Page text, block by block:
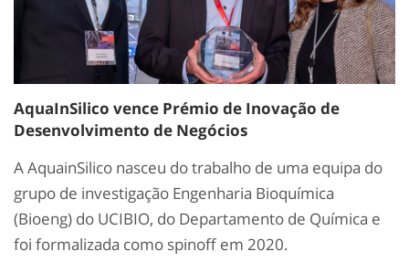
AquaInSilico vence Prémio de Inovação de
Desenvolvimento de Negócios
A AquainSilico nasceu do trabalho de uma equipa do
grupo de investigação Engenharia Bioquímica
(Bioeng) do UCIBIO, do Departamento de Química e
foi formalizada como spinoff em 2020.